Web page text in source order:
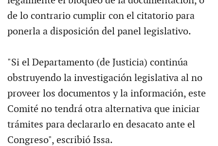
de lo contrario cumplir con el citatorio para
ponerla a disposición del panel legislativo.
"Si el Departamento (de Justicia) continúa
obstruyendo la investigación legislativa al no
proveer los documentos y la información, este
Comité no tendrá otra alternativa que iniciar
trámites para declararlo en desacato ante el
Congreso", escribió Issa.